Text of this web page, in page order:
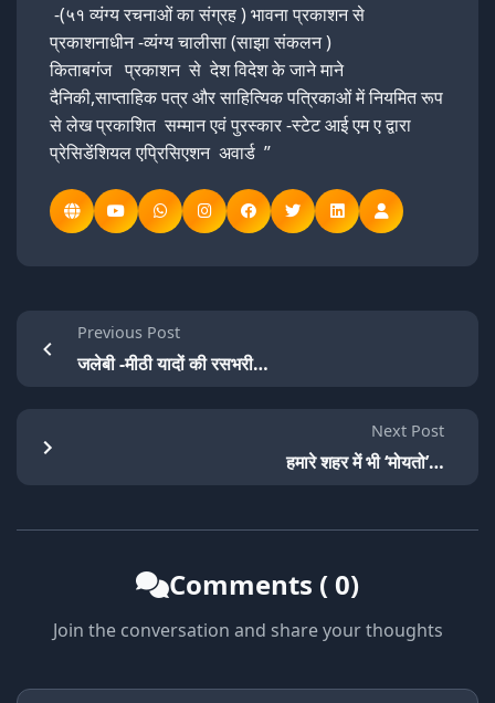
-(५१ व्यंग्य रचनाओं का संग्रह ) भावना प्रकाशन से
प्रकाशनाधीन -व्यंग्य चालीसा (साझा संकलन )
किताबगंज प्रकाशन से देश विदेश के जाने माने
दैनिकी,साप्ताहिक पत्र और साहित्यिक पत्रिकाओं में नियमित रूप
से लेख प्रकाशित सम्मान एवं पुरस्कार -स्टेट आई एम ए द्वारा
प्रेसिडेंशियल एप्रिसिएशन अवार्ड ”
Previous Post
जलेबी -मीठी यादों की रसभरी…
Next Post
हमारे शहर में भी ‘मोयतो’…
Comments ( 0)
Join the conversation and share your thoughts